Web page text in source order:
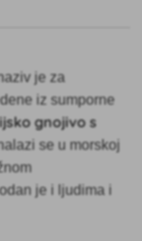
je za
iz sumporne
gnojivo s
se u morskoj
je i ljudima i